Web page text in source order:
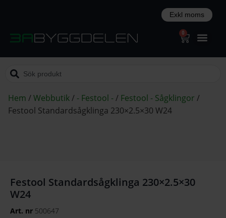
0
Hem /Webbutik/ - Festool -/ Festool - Sågklingor /
Festool Standardsågklinga 230×2.5×30 W24
Festool Standardsågklinga 230×2.5×30
W24
Art. nr 500647